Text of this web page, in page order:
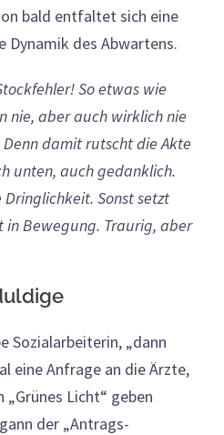
bald entfaltet sich eine
Dynamik des Abwartens.
So etwas wie
nie, aber auch wirklich nie
damit rutscht die Akte
unten, auch gedanklich.
Sonst setzt
in Bewegung. Traurig, aber
Sozialarbeiterin, „dann
eine Anfrage an die Ärzte,
Licht“ geben
der „Antrags-